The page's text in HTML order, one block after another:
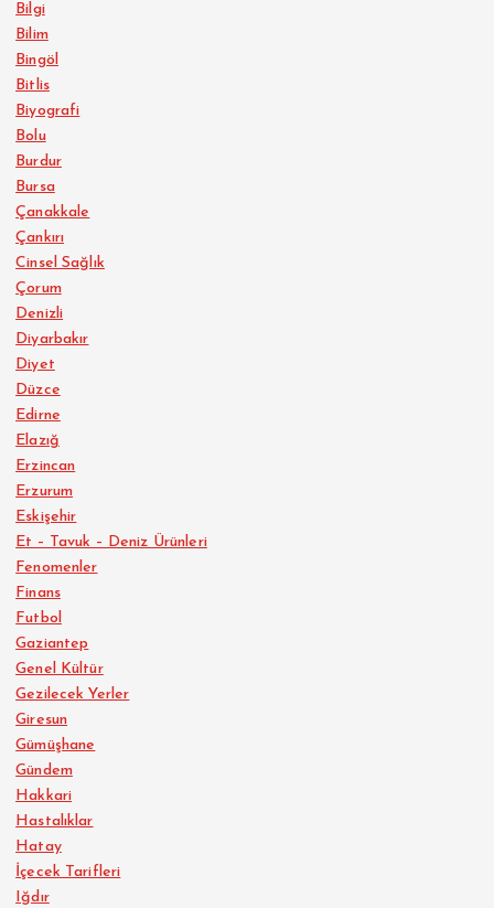
Bilgi
Bilim
Bingöl
Bitlis
Biyografi
Bolu
Burdur
Bursa
Çanakkale
Çankırı
Cinsel Sağlık
Çorum
Denizli
Diyarbakır
Diyet
Düzce
Edirne
Elazığ
Erzincan
Erzurum
Eskişehir
Et – Tavuk – Deniz Ürünleri
Fenomenler
Finans
Futbol
Gaziantep
Genel Kültür
Gezilecek Yerler
Giresun
Gümüşhane
Gündem
Hakkari
Hastalıklar
Hatay
İçecek Tarifleri
Iğdır